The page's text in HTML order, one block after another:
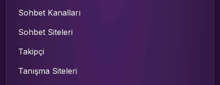
Sohbet Kanalları
Sohbet Siteleri
Takipçi
Tanışma Siteleri